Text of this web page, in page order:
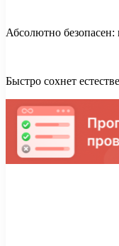
Абсолютно безопасен:
Быстро сохнет